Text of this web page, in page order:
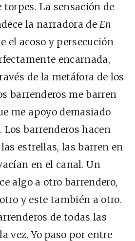
La sensación de
la narradora deEn
el acoso y persecución
encarnada,
de la metáfora de los
barrenderos me barren
me apoyo demasiado
barrenderos hacen
estrellas, las barren en
en el canal. Un
algo a otro barrendero,
y este también a otro.
de todas las
vez. Yo paso por entre